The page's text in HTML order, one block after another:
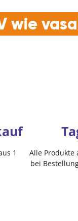
wie
1
Alle Produkte
bei
später.